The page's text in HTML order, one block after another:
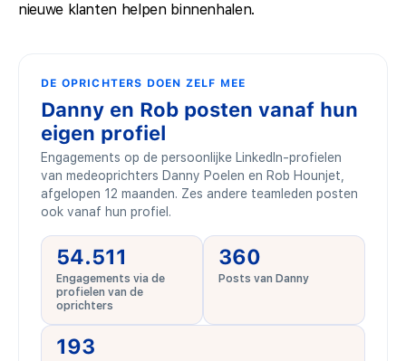
nieuwe klanten helpen binnenhalen.
DE OPRICHTERS DOEN ZELF MEE
Danny en Rob posten vanaf hun
eigen profiel
Engagements op de persoonlijke LinkedIn-profielen
van medeoprichters Danny Poelen en Rob Hounjet,
afgelopen 12 maanden. Zes andere teamleden posten
ook vanaf hun profiel.
54.511
Engagements via de
profielen van de
oprichters
360
Posts van Danny
193